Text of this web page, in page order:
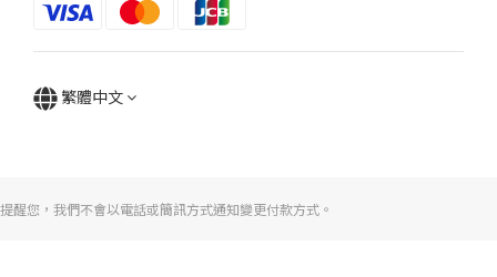
繁體中文
提醒您，我們不會以電話或簡訊方式通知變更付款方式。